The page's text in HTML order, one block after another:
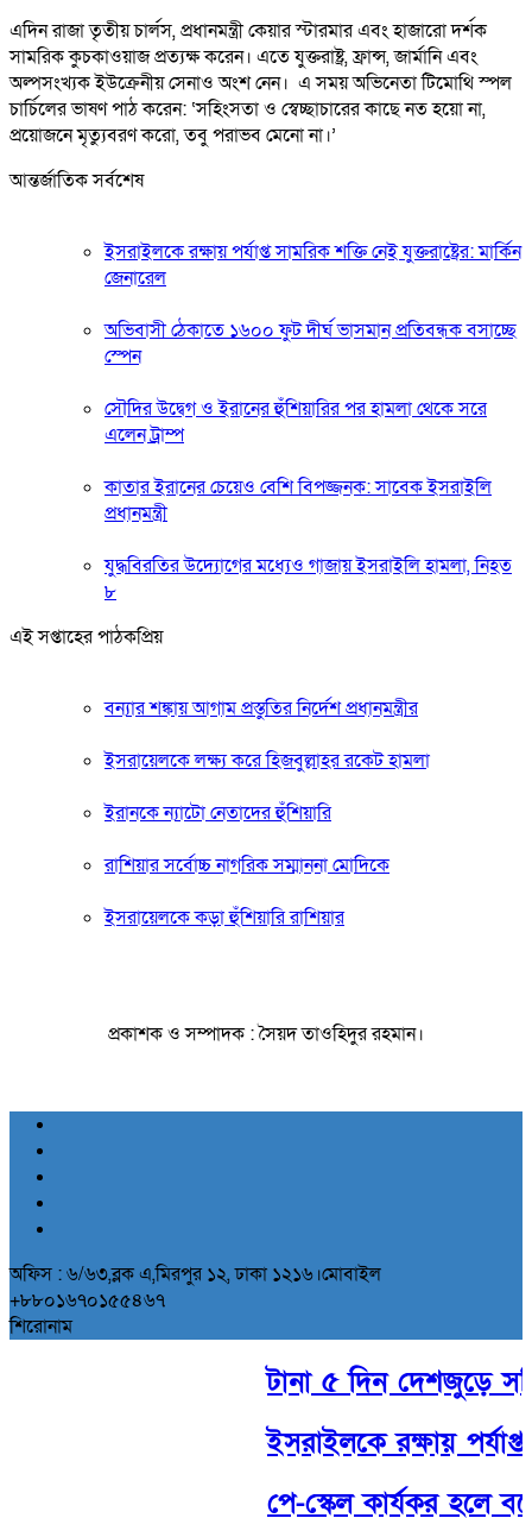
এদিন রাজা তৃতীয় চার্লস, প্রধানমন্ত্রী কেয়ার স্টারমার এবং হাজারো দর্শক
সামরিক কুচকাওয়াজ প্রত্যক্ষ করেন। এতে যুক্তরাষ্ট্র, ফ্রান্স, জার্মানি এবং
অল্পসংখ্যক ইউক্রেনীয় সেনাও অংশ নেন। এ সময় অভিনেতা টিমোথি স্পল
চার্চিলের ভাষণ পাঠ করেন: ‘সহিংসতা ও স্বেচ্ছাচারের কাছে নত হয়ো না,
প্রয়োজনে মৃত্যুবরণ করো, তবু পরাভব মেনো না।’
আন্তর্জাতিক সর্বশেষ
ইসরাইলকে রক্ষায় পর্যাপ্ত সামরিক শক্তি নেই যুক্তরাষ্ট্রের: মার্কিন
জেনারেল
অভিবাসী ঠেকাতে ১৬০০ ফুট দীর্ঘ ভাসমান প্রতিবন্ধক বসাচ্ছে
স্পেন
সৌদির উদ্বেগ ও ইরানের হুঁশিয়ারির পর হামলা থেকে সরে
এলেন ট্রাম্প
কাতার ইরানের চেয়েও বেশি বিপজ্জনক: সাবেক ইসরাইলি
প্রধানমন্ত্রী
যুদ্ধবিরতির উদ্যোগের মধ্যেও গাজায় ইসরাইলি হামলা, নিহত
৮
এই সপ্তাহের পাঠকপ্রিয়
বন্যার শঙ্কায় আগাম প্রস্তুতির নির্দেশ প্রধানমন্ত্রীর
ইসরায়েলকে লক্ষ্য করে হিজবুল্লাহর রকেট হামলা
ইরানকে ন্যাটো নেতাদের হুঁশিয়ারি
রাশিয়ার সর্বোচ্চ নাগরিক সম্মাননা মোদিকে
ইসরায়েলকে কড়া হুঁশিয়ারি রাশিয়ার
প্রকাশক ও সম্পাদক : সৈয়দ তাওহিদুর রহমান।
অফিস : ৬/৬৩,ব্লক এ,মিরপুর ১২, ঢাকা ১২১৬।মোবাইল
+৮৮০১৬৭০১৫৫৪৬৭
শিরোনাম
টানা ৫ দিন দেশজুড়ে
ইসরাইলকে রক্ষায় পর্যাপ্ত
পে-স্কেল কার্যকর হলে